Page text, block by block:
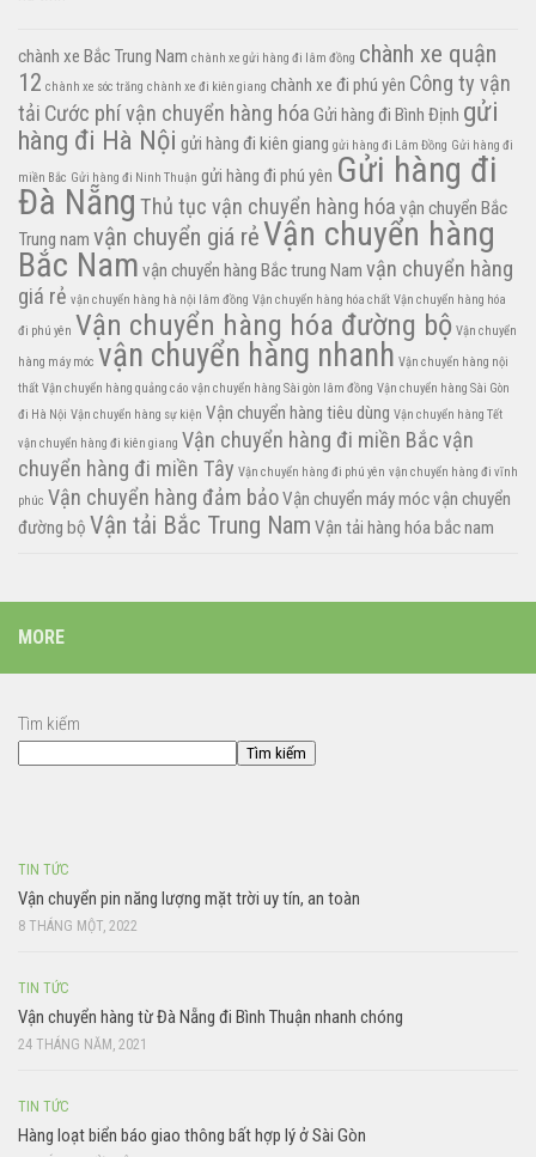
chành xe Bắc Trung Nam chành xe gửi hàng đi lâm đồng chành xe quận
12 chành xe sóc trăng chành xe đi kiên giang chành xe đi phú yên Công ty vận
tải Cước phí vận chuyển hàng hóa Gửi hàng đi Bình Định gửi
hàng đi Hà Nội gửi hàng đi kiên giang gửi hàng đi Lâm Đồng Gửi hàng đi
miền Bắc Gửi hàng đi Ninh Thuận gửi hàng đi phú yên Gửi hàng đi
Đà Nẵng Thủ tục vận chuyển hàng hóa vận chuyển Bắc
Trung nam vận chuyển giá rẻVận chuyển hàng
Bắc Nam vận chuyển hàng Bắc trung Nam vận chuyển hàng
giá rẻ vận chuyển hàng hà nội lâm đồng Vận chuyển hàng hóa chất Vận chuyển hàng hóa
đi phú yên Vận chuyển hàng hóa đường bộ Vận chuyển
hàng máy móc vận chuyển hàng nhanh Vận chuyển hàng nội
thất Vận chuyển hàng quảng cáo vận chuyển hàng Sài gòn lâm đồng Vận chuyển hàng Sài Gòn
đi Hà Nội Vận chuyển hàng sự kiện Vận chuyển hàng tiêu dùng Vận chuyển hàng Tết
vận chuyển hàng đi kiên giang Vận chuyển hàng đi miền Bắcvận
chuyển hàng đi miền Tây Vận chuyển hàng đi phú yên vận chuyển hàng đi vĩnh
phúc Vận chuyển hàng đảm bảoVận chuyển máy mócvận chuyển
đường bộ Vận tải Bắc Trung Nam Vận tải hàng hóa bắc nam
MORE
Tìm kiếm
Tìm kiếm
TIN TỨC
Vận chuyển pin năng lượng mặt trời uy tín, an toàn
8 THÁNG MỘT, 2022
TIN TỨC
Vận chuyển hàng từ Đà Nẵng đi Bình Thuận nhanh chóng
24 THÁNG NĂM, 2021
TIN TỨC
Hàng loạt biển báo giao thông bất hợp lý ở Sài Gòn